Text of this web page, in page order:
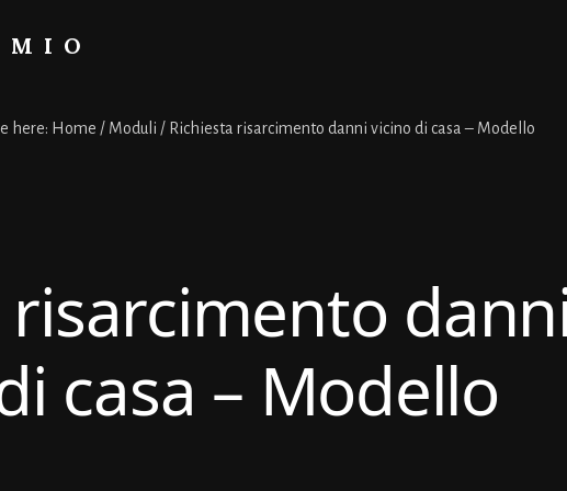
here: Home / Moduli /Richiesta risarcimento danni vicino di casa – Modello
risarcimento
casa – Modello